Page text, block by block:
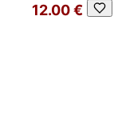
12.00 €